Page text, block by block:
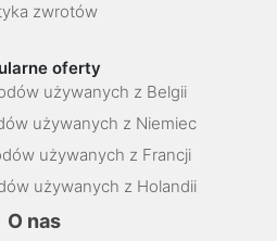
zwrotów
oferty
używanych z Belgii
używanych z Niemiec
używanych z Francji
używanych z Holandii
O nas